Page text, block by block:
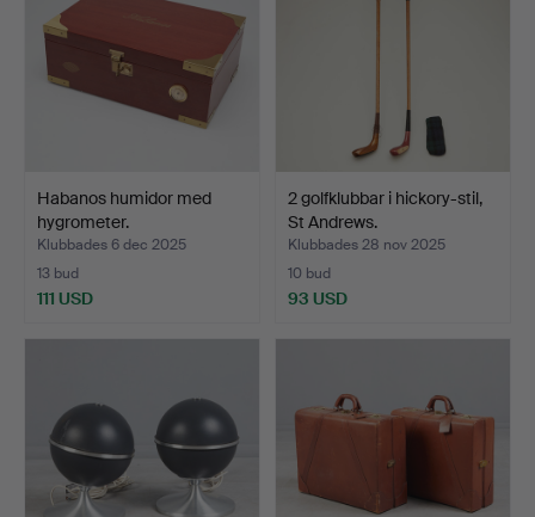
Habanos humidor med
hygrometer.
Klubbades 6 dec 2025
13 bud
111 USD
2 golfklubbar i hickory-stil,
St Andrews.
Klubbades 28 nov 2025
10 bud
93 USD